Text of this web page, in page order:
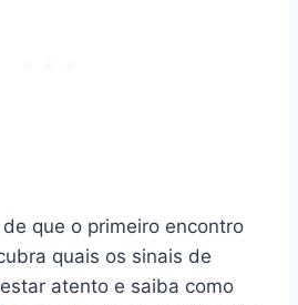
que o primeiro encontro
quais os sinais de
atento e saiba como